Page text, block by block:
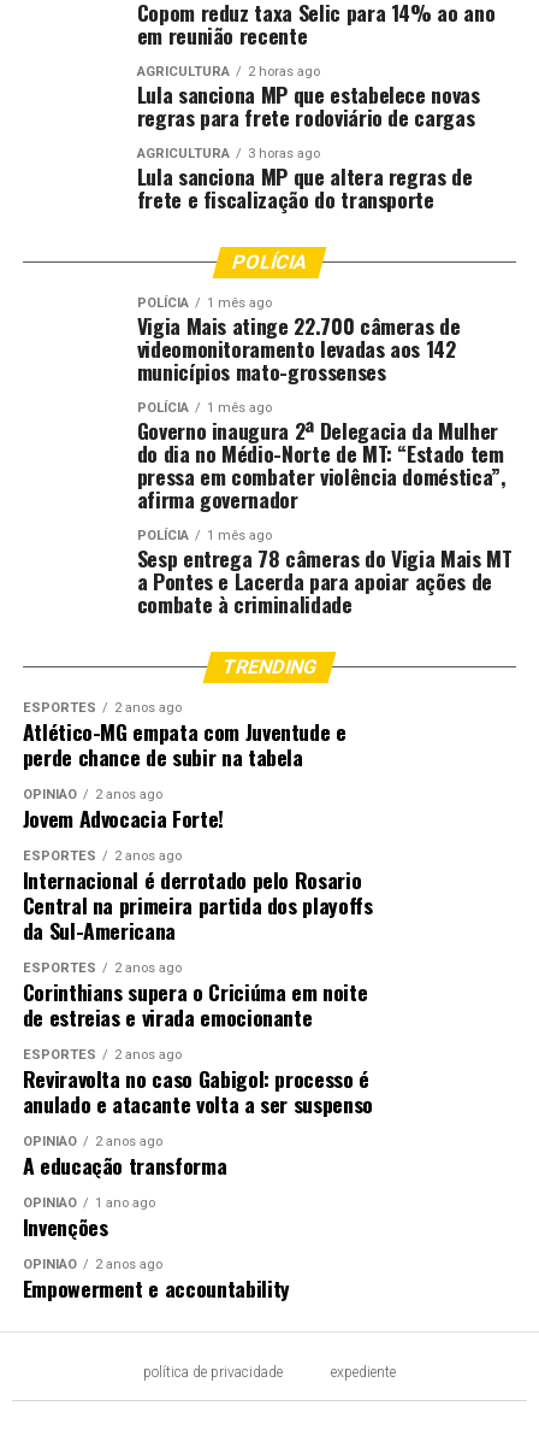
A Politec reforça que portar um documento oficial de
identificação é uma medida simples, mas fundamental,
especialmente em períodos de grande movimentação
como o Carnaval. A recomendação vale para foliões,
viajantes, motoristas e participantes de eventos
“Documento de identidade é garantia de direitos, de
segurança e de agilidade em qualquer situação”, conclui
Governo MT – MT
Comentários
RELATED TOPICS: CARNAVAL CIN
MATO-GROSSO
MATOGROSSO
SOBRE USO
Polícias Civil e Militar prendem quadrilha especializada
em furto de módulos de veículos pesados
Polícia Militar identifica suspeito de feminicídio e
apreende arma de fogo em Cuiabá
Copom reduz taxa Selic para 14% ao ano
em reunião recente
AGRICULTURA 2 horas ago
Lula sanciona MP que estabelece novas
regras para frete rodoviário de cargas
AGRICULTURA 3 horas ago
Lula sanciona MP que altera regras de
frete e fiscalização do transporte
POLÍCIA
POLÍCIA 1 mês ago
Vigia Mais atinge 22.700 câmeras de
videomonitoramento levadas aos 142
municípios mato-grossenses
POLÍCIA 1 mês ago
Governo inaugura 2ª Delegacia da Mulher
do dia no Médio-Norte de MT: “Estado tem
pressa em combater violência doméstica”,
afirma governador
POLÍCIA 1 mês ago
Sesp entrega 78 câmeras do Vigia Mais MT
a Pontes e Lacerda para apoiar ações de
combate à criminalidade
TRENDING
ESPORTES 2 anos ago
Atlético-MG empata com Juventude e
perde chance de subir na tabela
OPINIÃO 2 anos ago
Jovem Advocacia Forte!
ESPORTES 2 anos ago
Internacional é derrotado pelo Rosario
Central na primeira partida dos playoffs
da Sul-Americana
ESPORTES 2 anos ago
Corinthians supera o Criciúma em noite
de estreias e virada emocionante
ESPORTES 2 anos ago
Reviravolta no caso Gabigol: processo é
anulado e atacante volta a ser suspenso
OPINIÃO 2 anos ago
A educação transforma
OPINIÃO 1 ano ago
Invenções
OPINIÃO 2 anos ago
Empowerment e accountability
política de privacidade expediente